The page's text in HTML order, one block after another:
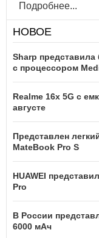
Подробнее...
НОВОЕ
Sharp
с процессором
Realme 16x 5G с
августе
Представлен
MateBook Pro S
HUAWEI
Pro
В России
6000 мАч